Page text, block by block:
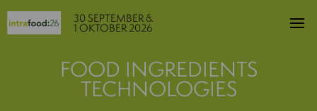
30 SEPTEMBER &
1 OKTOBER 2026
FOOD INGREDIENTS
TECHNOLOGIES